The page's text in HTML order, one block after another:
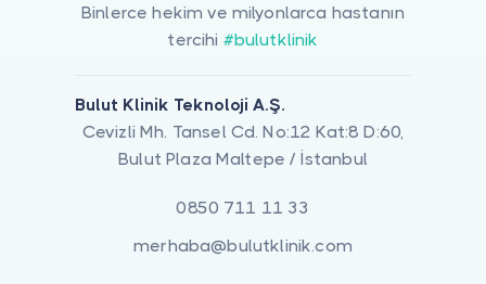
Binlerce hekim ve milyonlarca hastanın
tercihi #bulutklinik
Bulut Klinik Teknoloji A.Ş.
Cevizli Mh. Tansel Cd. No:12 Kat:8 D:60,
Bulut Plaza Maltepe / İstanbul
0850 711 11 33
merhaba@bulutklinik.com